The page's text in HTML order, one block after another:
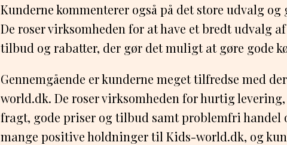
Kunderne kommenterer også på det store udvalg
De roser virksomheden for at have et bredt udvalg
tilbud og rabatter, der gør det muligt at gøre gode
Gennemgående er kunderne meget tilfredse med
world.dk. De roser virksomheden for hurtig
fragt, gode priser og tilbud samt problemfri
mange positive holdninger til Kids-world.dk, og